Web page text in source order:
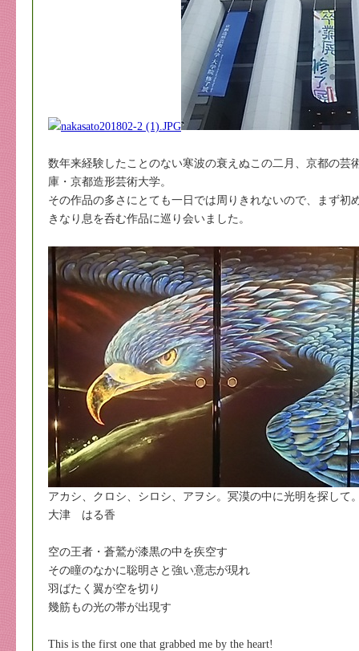
数年来経験したことのない寒波の衰えぬこの二月、京都の芸
庫・京都造形芸術大学。
その作品の多さにとても一日では周りきれないので、まず初
きなり息を呑む作品に巡り会いました。
アカシ、クロシ、シロシ、アヲシ。冥漠の中に光明を探して
大津 はる香
空の王者・蒼鷲が漆黒の中を疾空す
その瞳のなかに聡明さと強い意志が現れ
羽ばたく翼が空を切り
幾筋もの光の帯が出現す
This is the first one that grabbed me by the heart!